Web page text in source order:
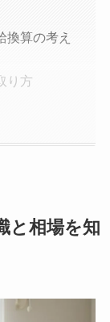
換算の考え
り方
と相場を知